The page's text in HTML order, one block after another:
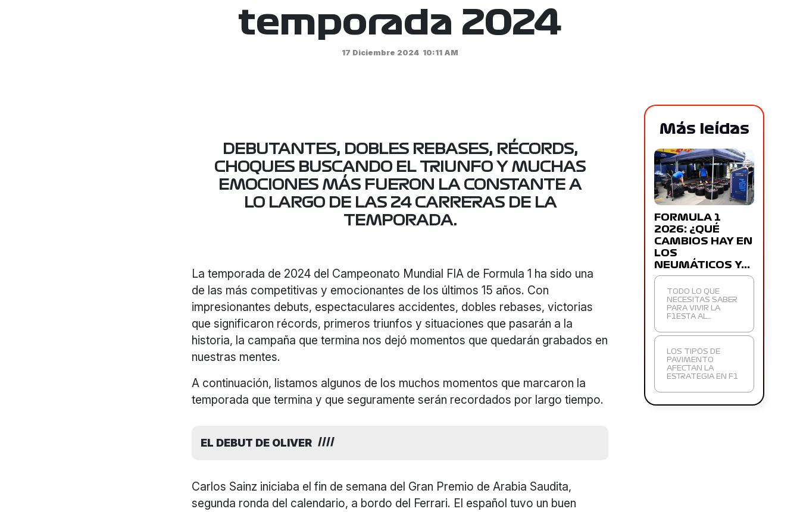
temporada 2024
17 Diciembre 2024 10:11 AM
DEBUTANTES, DOBLES REBASES, RÉCORDS,
CHOQUES BUSCANDO EL TRIUNFO Y MUCHAS
EMOCIONES MÁS FUERON LA CONSTANTE A
LO LARGO DE LAS 24 CARRERAS DE LA
TEMPORADA.
La temporada de 2024 del Campeonato Mundial FIA de Formula 1 ha sido una
de las más competitivas y emocionantes de los últimos 15 años. Con
impresionantes debuts, espectaculares accidentes, dobles rebases, victorias
que significaron récords, primeros triunfos y situaciones que pasarán a la
historia, la campaña que termina nos dejó momentos que quedarán grabados en
nuestras mentes.
A continuación, listamos algunos de los muchos momentos que marcaron la
temporada que termina y que seguramente serán recordados por largo tiempo.
EL DEBUT DE OLIVER
Carlos Sainz iniciaba el fin de semana del Gran Premio de Arabia Saudita,
segunda ronda del calendario, a bordo del Ferrari. El español tuvo un buen
Más leídas
FORMULA 1
2026: ¿QUÉ
CAMBIOS HAY EN
LOS
NEUMÁTICOS Y…
TODO LO QUE
NECESITAS SABER
PARA VIVIR LA
F1ESTA AL…
LOS TIPOS DE
PAVIMENTO
AFECTAN LA
ESTRATEGIA EN F1